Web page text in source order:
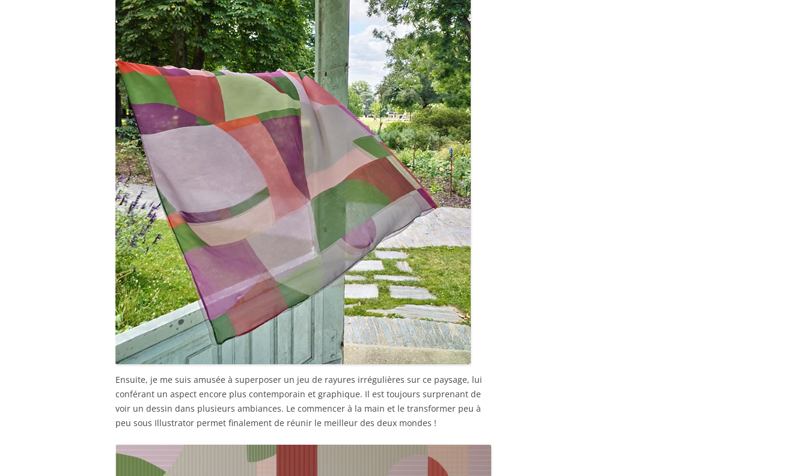
Ensuite, je me suis amusée à superposer un jeu de rayures irrégulières sur ce paysage, lui
conférant un aspect encore plus contemporain et graphique. Il est toujours surprenant de
voir un dessin dans plusieurs ambiances. Le commencer à la main et le transformer peu à
peu sous Illustrator permet finalement de réunir le meilleur des deux mondes !